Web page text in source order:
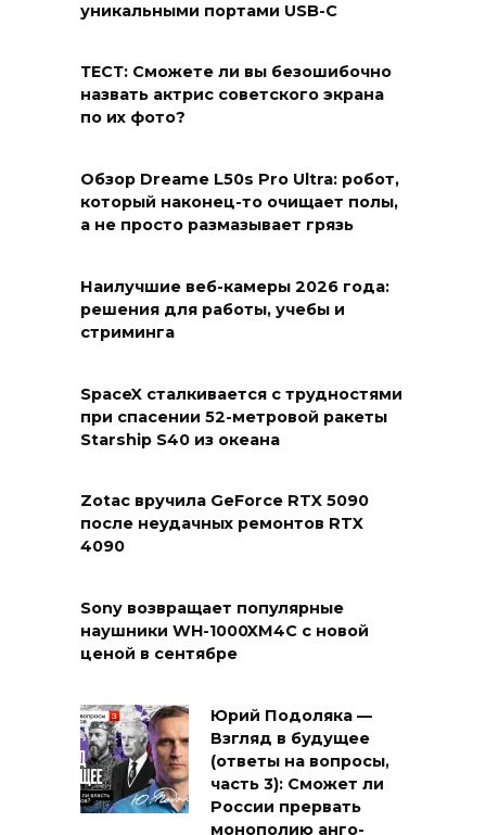
уникальными портами USB-C
ТЕСТ: Сможете ли вы безошибочно
назвать актрис советского экрана
по их фото?
Обзор Dreame L50s Pro Ultra: робот,
который наконец-то очищает полы,
а не просто размазывает грязь
Наилучшие веб-камеры 2026 года:
решения для работы, учебы и
стриминга
SpaceX сталкивается с трудностями
при спасении 52-метровой ракеты
Starship S40 из океана
Zotac вручила GeForce RTX 5090
после неудачных ремонтов RTX
4090
Sony возвращает популярные
наушники WH-1000XM4C с новой
ценой в сентябре
Юрий Подоляка —
Взгляд в будущее
(ответы на вопросы,
часть 3): Сможет ли
России прервать
монополию анго-